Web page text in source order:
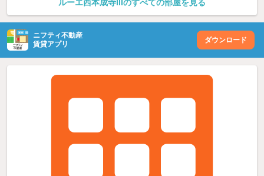
ルーエ西本成寺IIIのすべての部屋を見る
ニフティ不動産
賃貸アプリ
ダウンロード